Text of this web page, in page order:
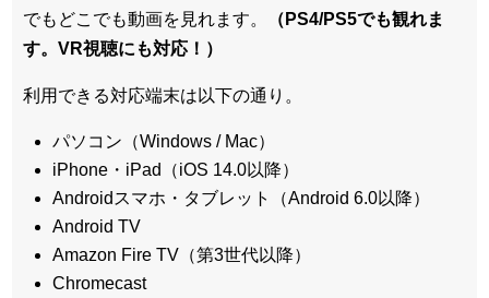
でもどこでも動画を見れます。
（PS4/PS5でも観れま
す。VR視聴にも対応！）
利用できる対応端末は以下の通り。
パソコン（Windows / Mac）
iPhone・iPad（iOS 14.0以降）
Androidスマホ・タブレット（Android 6.0以降）
Android TV
Amazon Fire TV（第3世代以降）
Chromecast